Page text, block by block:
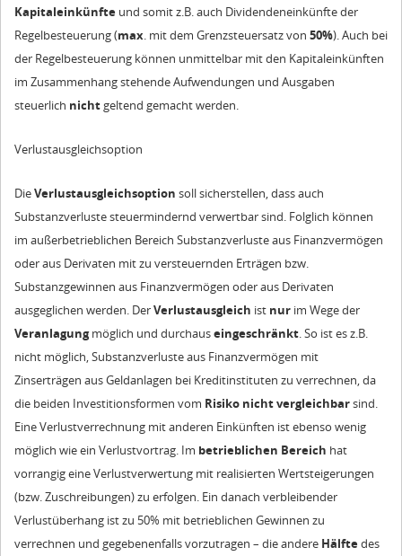
Kapitaleinkünfte und somit z.B. auch Dividendeneinkünfte der
Regelbesteuerung (max . mit dem Grenzsteuersatz von 50%). Auch bei
der Regelbesteuerung können unmittelbar mit den Kapitaleinkünften
im Zusammenhang stehende Aufwendungen und Ausgaben
steuerlich nicht geltend gemacht werden.
Verlustausgleichsoption
DieVerlustausgleichsoption soll sicherstellen, dass auch
Substanzverluste steuermindernd verwertbar sind. Folglich können
im außerbetrieblichen Bereich Substanzverluste aus Finanzvermögen
oder aus Derivaten mit zu versteuernden Erträgen bzw.
Substanzgewinnen aus Finanzvermögen oder aus Derivaten
ausgeglichen werden. DerVerlustausgleich ist nur im Wege der
Veranlagungmöglich und durchauseingeschränkt. So ist es z.B.
nicht möglich, Substanzverluste aus Finanzvermögen mit
Zinserträgen aus Geldanlagen bei Kreditinstituten zu verrechnen, da
die beiden Investitionsformen vom Risiko nicht vergleichbarsind.
Eine Verlustverrechnung mit anderen Einkünften ist ebenso wenig
möglich wie ein Verlustvortrag. Im betrieblichen Bereich hat
vorrangig eine Verlustverwertung mit realisierten Wertsteigerungen
(bzw. Zuschreibungen) zu erfolgen. Ein danach verbleibender
Verlustüberhang ist zu 50% mit betrieblichen Gewinnen zu
verrechnen und gegebenenfalls vorzutragen – die andere Hälftedes